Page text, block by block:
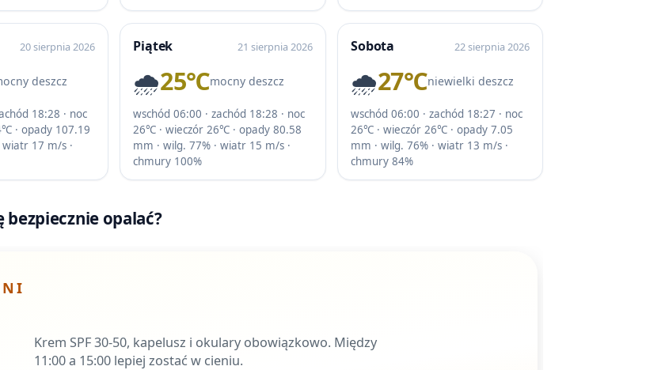
20 sierpnia 2026
deszcz
18:28 · noc
· opady 107.19
wiatr 17 m/s ·
Piątek 21 sierpnia 2026
🌧️25℃mocny deszcz
wschód 06:00 · zachód 18:28 · noc
26℃ · wieczór 26℃ · opady 80.58
mm · wilg. 77% · wiatr 15 m/s ·
chmury 100%
Sobota 22 sierpnia 2026
🌧️27℃niewielki deszcz
wschód 06:00 · zachód 18:27 · noc
26℃ · wieczór 26℃ · opady 7.05
mm · wilg. 76% · wiatr 13 m/s ·
chmury 84%
bezpiecznie opalać?
Krem SPF 30-50, kapelusz i okulary obowiązkowo. Między
11:00 a 15:00 lepiej zostać w cieniu.